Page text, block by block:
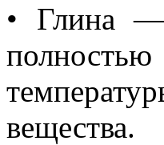
• Глина —
полностью
вещества.